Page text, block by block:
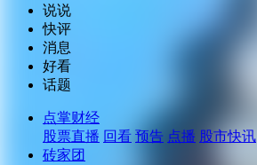
说说
快评
消息
好看
话题
点掌财经
股票直播 回看 预告 点播 股市快讯
砖家团